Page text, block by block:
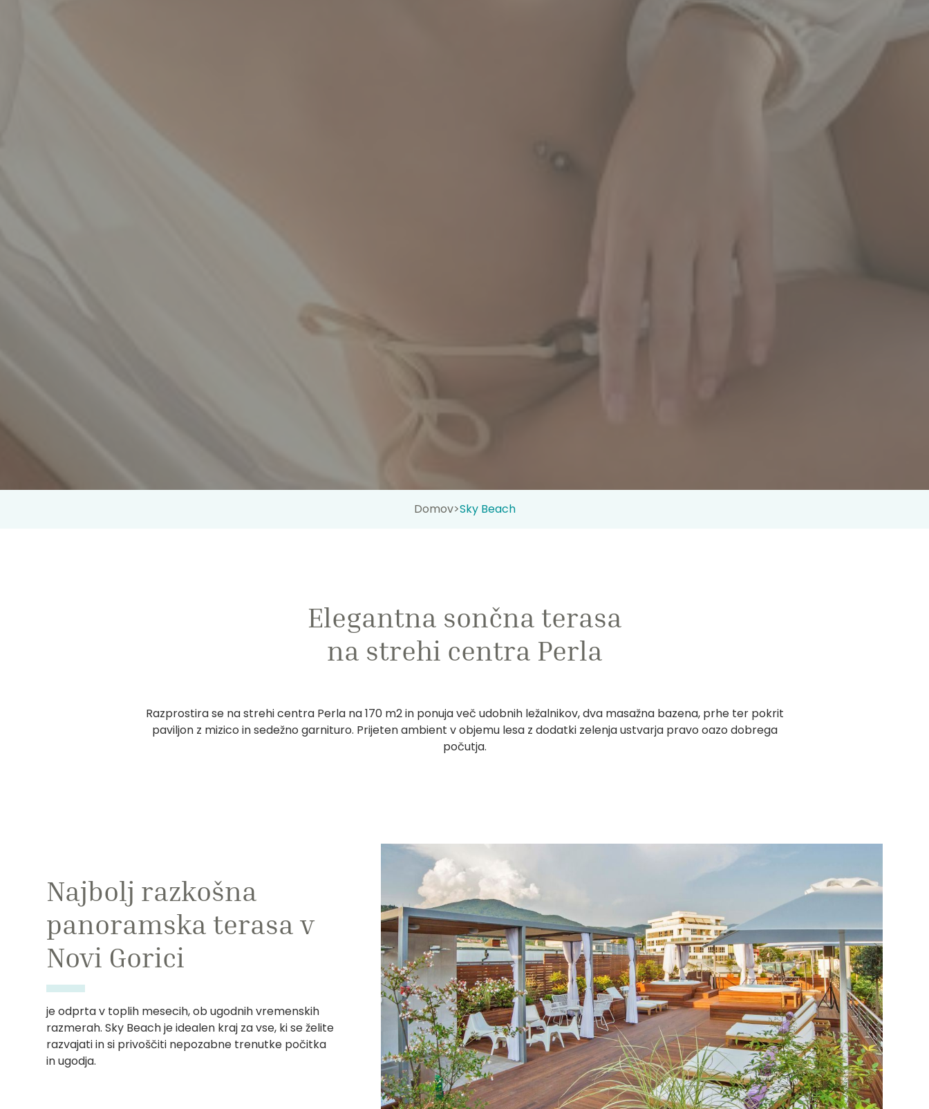
Domov>Sky Beach
Elegantna sončna terasa
na strehi centra Perla
Razprostira se na strehi centra Perla na 170 m2 in ponuja več udobnih ležalnikov, dva masažna bazena, prhe ter pokrit
paviljon z mizico in sedežno garnituro. Prijeten ambient v objemu lesa z dodatki zelenja ustvarja pravo oazo dobrega
počutja.
Najbolj razkošna
panoramska terasa v
Novi Gorici
je odprta v toplih mesecih, ob ugodnih vremenskih
razmerah. Sky Beach je idealen kraj za vse, ki se želite
razvajati in si privoščiti nepozabne trenutke počitka
in ugodja.